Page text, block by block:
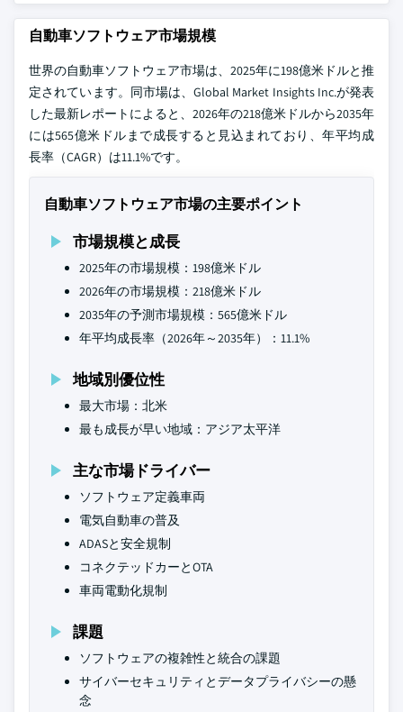
自動車ソフトウェア市場規模
世界の自動車ソフトウェア市場は、2025年に198億米ドルと推
定されています。同市場は、Global Market Insights Inc.が発表
した最新レポートによると、2026年の218億米ドルから2035年
には565億米ドルまで成長すると見込まれており、年平均成
長率（CAGR）は11.1%です。
自動車ソフトウェア市場の主要ポイント
市場規模と成長
2025年の市場規模：198億米ドル
2026年の市場規模：218億米ドル
2035年の予測市場規模：565億米ドル
年平均成長率（2026年～2035年）：11.1%
地域別優位性
最大市場：北米
最も成長が早い地域：アジア太平洋
主な市場ドライバー
ソフトウェア定義車両
電気自動車の普及
ADASと安全規制
コネクテッドカーとOTA
車両電動化規制
課題
ソフトウェアの複雑性と統合の課題
サイバーセキュリティとデータプライバシーの懸
念